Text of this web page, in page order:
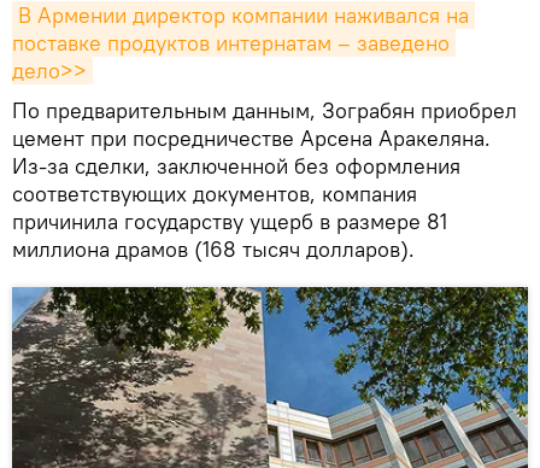
В Армении директор компании наживался на
поставке продуктов интернатам – заведено
дело>>
По предварительным данным, Зограбян приобрел
цемент при посредничестве Арсена Аракеляна.
Из-за сделки, заключенной без оформления
соответствующих документов, компания
причинила государству ущерб в размере 81
миллиона драмов (168 тысяч долларов).